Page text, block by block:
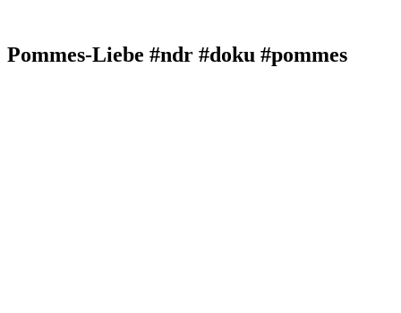
Pommes-Liebe #ndr #doku #pommes